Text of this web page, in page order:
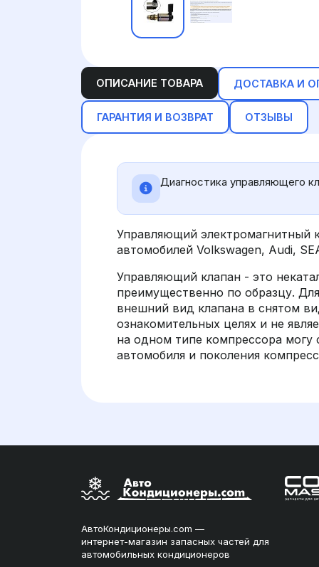
ОПИСАНИЕ ТОВАРА ДОСТАВКА И
ГАРАНТИЯ И ВОЗВРАТ ОТЗЫВЫ
Диагностика управляющего
Управляющий электромагнитный
автомобилей Volkswagen, Audi,
Управляющий клапан - это
преимущественно по образцу.
внешний вид клапана в снятом
ознакомительных целях и не
на одном типе компрессора могу
автомобиля и поколения
АвтоКондиционеры.com —
интернет-магазин запасных частей для
автомобильных кондиционеров